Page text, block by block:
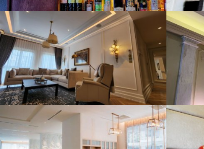
Luxury House Pattanakarn 20
6394 View
ENRICH